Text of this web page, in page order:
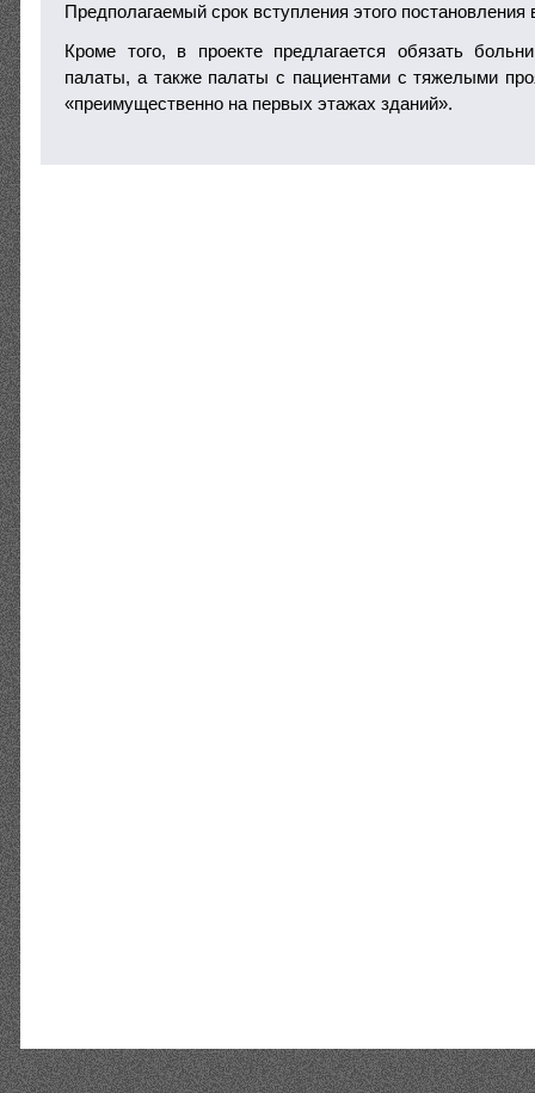
Предполагаемый срок вступления этого
Кроме того, в проекте предлагается обязать
палаты, а также палаты с пациентами с тяжелыми
«преимущественно на первых этажах зданий».